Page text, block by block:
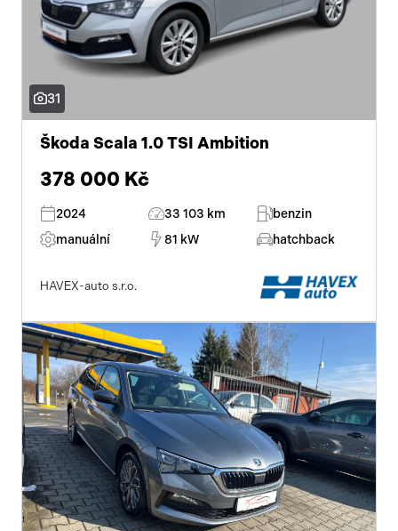
31
Škoda Scala 1.0 TSI Ambition
378 000 Kč
2024 33 103 km
benzin
manuální
81 kW hatchback
HAVEX-auto s.r.o.